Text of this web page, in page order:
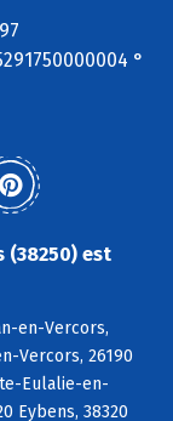
°
(38250) est
en-Vercors,
Vercors, 26190
Eulalie-en-
Eybens, 38320